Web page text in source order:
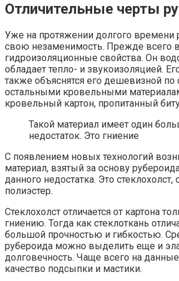
Отличительные черты
Уже на протяжении долгого времени
свою незаменимость. Прежде всего
гидроизоляционные свойства. Он
обладает тепло- и звукоизоляцией.
также объяснятся его дешевизной
остальными кровельными
кровельный картон, пропитанный
Такой материал имеет один
недостаток. Это гниение
С появлением новых технологий
материал, взятый за основу
данного недостатка. Это стеклохолст,
полиэстер.
Стеклохолст отличается от картона
гниению. Тогда как стеклоткань
большой прочностью и гибкостью.
рубероида можно выделить еще и
долговечность. Чаще всего на
качество подсыпки и мастики.